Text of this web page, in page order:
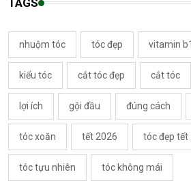
nhuộm tóc tóc đẹp vitamin b1
kiểu tóc cắt tóc đẹp cắt tóc
lợi ích gội đầu đúng cách
tóc xoăn tết 2026 tóc đẹp tết
tóc tựu nhiên tóc không mái